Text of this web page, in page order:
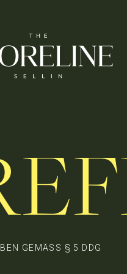
GEMÄSS § 5 DDG